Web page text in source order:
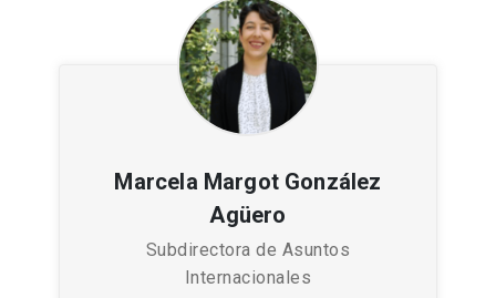
Marcela Margot González
Agüero
Subdirectora de Asuntos
Internacionales